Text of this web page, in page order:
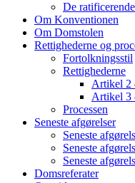
De
Om Konventionen
Om Domstolen
Rettighederne og
Fortolkningsstil
Rettighederne
Artikel 2
Artikel 3
Processen
Seneste afgørelser
Seneste
Seneste
Seneste
Domsreferater